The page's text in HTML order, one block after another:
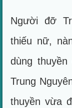
Người đỡ
thiếu nữ,
dùng
Trung
thuyền vừa